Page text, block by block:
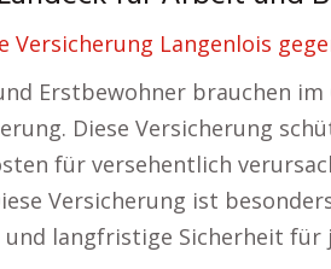
Versicherung Langenlois
Erstbewohner brauchen
Diese Versicherung
für versehentlich
Versicherung ist
langfristige Sicherheit für